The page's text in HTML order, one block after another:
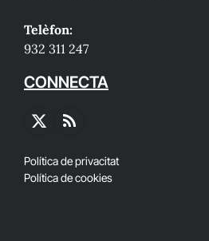
Telèfon:
932 311 247
CONNECTA
X
RSS
Política de privacitat
Política de cookies